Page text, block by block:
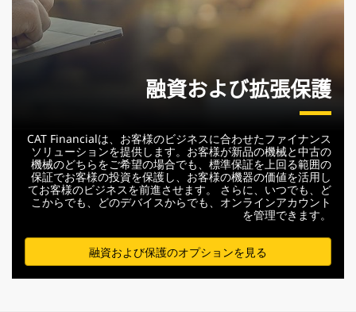
融資および拡張保護
CAT Financialは、お客様のビジネスに合わせたファイナンス
ソリューションを提供します。お客様が新品の機械と中古の
機械のどちらをご希望の場合でも、標準保証を上回る範囲の
保証でお客様の投資を保護し、お客様の機器の価値を活用し
てお客様のビジネスを前進させます。 さらに、いつでも、ど
こからでも、どのデバイスからでも、オンラインアカウント
を管理できます。
融資および保護のオプションを見る